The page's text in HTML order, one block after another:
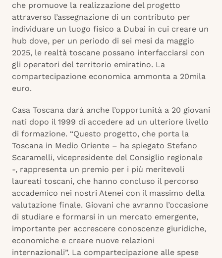
che promuove la realizzazione del progetto
attraverso l’assegnazione di un contributo per
individuare un luogo fisico a Dubai in cui creare un
hub dove, per un periodo di sei mesi da maggio
2025, le realtà toscane possano interfacciarsi con
gli operatori del territorio emiratino. La
compartecipazione economica ammonta a 20mila
euro.
Casa Toscana darà anche l’opportunità a 20 giovani
nati dopo il 1999 di accedere ad un ulteriore livello
di formazione. “Questo progetto, che porta la
Toscana in Medio Oriente – ha spiegato Stefano
Scaramelli, vicepresidente del Consiglio regionale
-, rappresenta un premio per i più meritevoli
laureati toscani, che hanno concluso il percorso
accademico nei nostri Atenei con il massimo della
valutazione finale. Giovani che avranno l’occasione
di studiare e formarsi in un mercato emergente,
importante per accrescere conoscenze giuridiche,
economiche e creare nuove relazioni
internazionali”. La compartecipazione alle spese